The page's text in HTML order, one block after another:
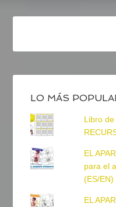
LO MÁS
Libro de
EL
para el
(ES/EN)
EL